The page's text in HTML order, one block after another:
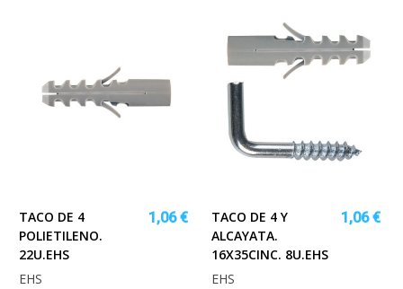
TACO DE 4
POLIETILENO.
22U.EHS
1,06 €
EHS
TACO DE 4 Y
ALCAYATA.
16X35CINC. 8U.EHS
1,06 €
EHS